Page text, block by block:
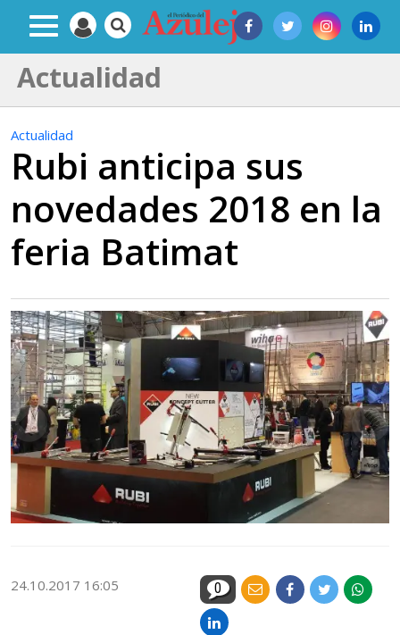
Actualidad
Actualidad
Rubi anticipa sus
novedades 2018 en la
feria Batimat
24.10.2017 16:05 0